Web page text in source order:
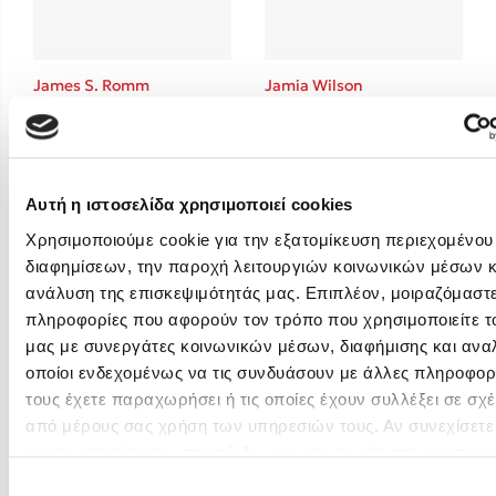
Αυτή η ιστοσελίδα χρησιμοποιεί cookies
Χρησιμοποιούμε cookie για την εξατομίκευση περιεχομένου
διαφημίσεων, την παροχή λειτουργιών κοινωνικών μέσων
ανάλυση της επισκεψιμότητάς μας. Επιπλέον,
πληροφορίες που αφορούν τον τρόπο που χρησιμοποιείτε
μας με συνεργάτες κοινωνικών μέσων, διαφήμισης και
οποίοι ενδεχομένως να τις συνδυάσουν με άλλες
τους έχετε παραχωρήσει ή τις οποίες έχουν συλλέξει σε
από μέρους σας χρήση των υπηρεσιών τους. Αν
Εύκολη συνταγή για chicken BBQ pizza από τον Άκη Πετρετζίκη!
3 βιβλία που μπορείς να διαβάσεις σε μια μέρα!
Διακοπές με τα παιδιά: Η ανάγκη μας για παύση σε μετωπική
δική τους για εκτόνωση
Προσεχείς εκδηλώσεις
Η Δανάη Δεληγεώργη στον Πύργο Κύμης
Ο Κώστας Κρομμύδας στο Παλαιοχώρι Καλαμπάκας
Ο Κώστας Κρομμύδας και η Μαρίνα Γιώτη στη Νικήτη
Ο Στέφανος Ξενάκης στη Χίο
Ο Κώστας Κρομμύδας & η Μαρίνα Γιώτη στο 54o Φεστιβάλ
James S. Romm Jamia Wilson
Jane Austen Jane Kent